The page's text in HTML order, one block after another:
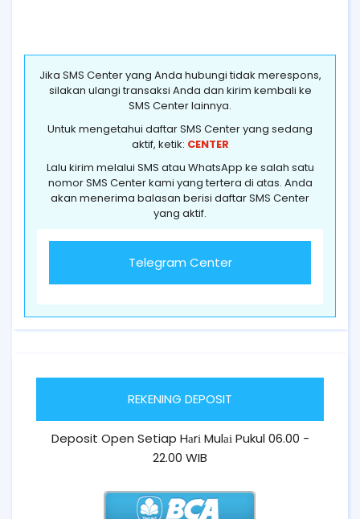
Jika SMS Center yang Anda hubungi tidak merespons,
silakan ulangi transaksi Anda dan kirim kembali ke
SMS Center lainnya.
Untuk mengetahui daftar SMS Center yang sedang
aktif, ketik: CENTER
Lalu kirim melalui SMS atau WhatsApp ke salah satu
nomor SMS Center kami yang tertera di atas. Anda
akan menerima balasan berisi daftar SMS Center
yang aktif.
Telegram Center
REKENING DEPOSIT
Deposit Open Setiap Hаrі Mulаі Pukul 06.00 -
22.00 WIB